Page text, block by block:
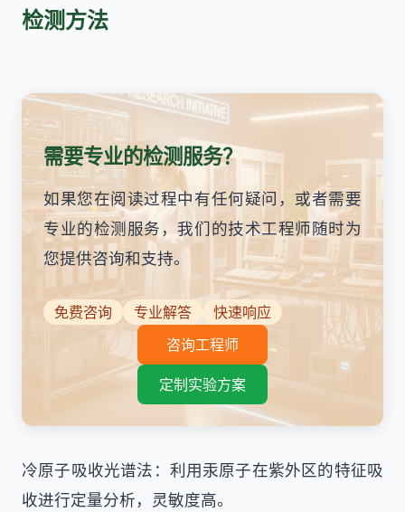
检测方法
需要专业的检测服务？
如果您在阅读过程中有任何疑问，或者需要
专业的检测服务，我们的技术工程师随时为
您提供咨询和支持。
免费咨询 专业解答
快速响应
咨询工程师
定制实验方案
冷原子吸收光谱法：利用汞原子在紫外区的特征吸
收进行定量分析，灵敏度高。